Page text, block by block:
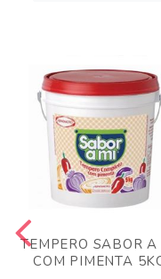
TEMPERO SABOR A
COM PIMENTA